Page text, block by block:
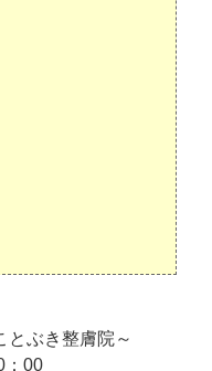
ぶき整膚院～
：00